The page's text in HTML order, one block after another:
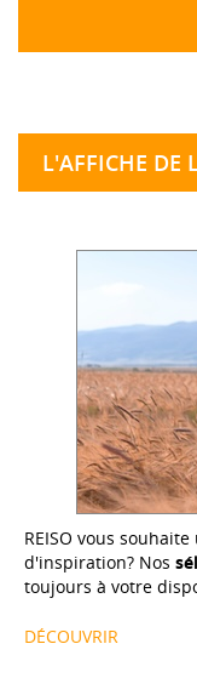
L'AFFICHE DE
REISO vous
d'inspiration? Nos
toujours à votre
DÉCOUVRIR